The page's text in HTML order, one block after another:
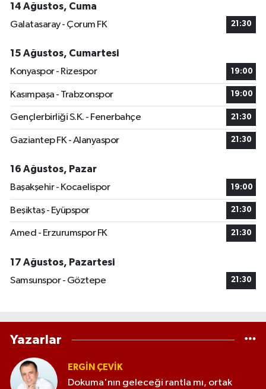
14 Ağustos, Cuma
Galatasaray - Çorum FK
21:30
15 Ağustos, Cumartesi
Konyaspor - Rizespor
19:00
Kasımpaşa - Trabzonspor 19:00
Gençlerbirliği S.K. - Fenerbahçe 21:30
Gaziantep FK - Alanyaspor 21:30
16 Ağustos, Pazar
Başakşehir - Kocaelispor
19:00
Beşiktaş - Eyüpspor 21:30
Amed - Erzurumspor FK 21:30
17 Ağustos, Pazartesi
Samsunspor - Göztepe
21:30
Yazarlar
ERGIN ÇEVİK
Dokuma'nın geleceği rantla mı, ortak